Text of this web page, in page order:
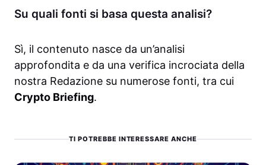
Su quali fonti si basa questa analisi?
Sì, il contenuto nasce da un’analisi
approfondita e da una verifica incrociata della
nostra Redazione su numerose fonti, tra cui
Crypto Briefing.
TI POTREBBE INTERESSARE ANCHE